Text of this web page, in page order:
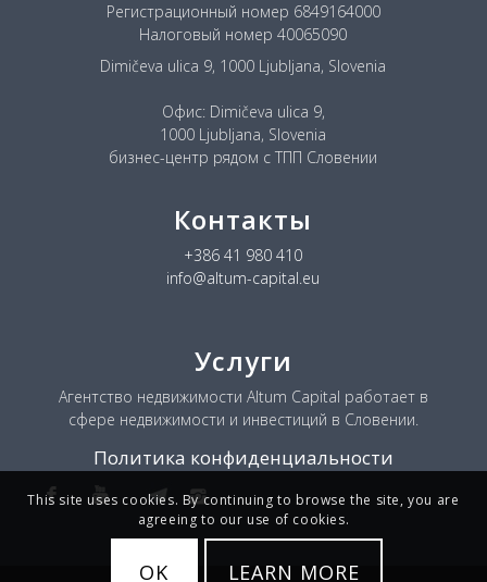
Регистрационный номер 6849164000
Налоговый номер 40065090
Dimičeva ulica 9, 1000 Ljubljana, Slovenia
Офис: Dimičeva ulica 9,
1000 Ljubljana, Slovenia
бизнес-центр рядом с ТПП Словении
Контакты
+386 41 980 410
info@altum-capital.eu
Услуги
Агентство недвижимости Altum Capital работает в
сфере недвижимости и инвестиций в Словении.
Политика конфиденциальности
This site uses cookies. By continuing to browse the site, you are
agreeing to our use of cookies.
OK LEARN MORE